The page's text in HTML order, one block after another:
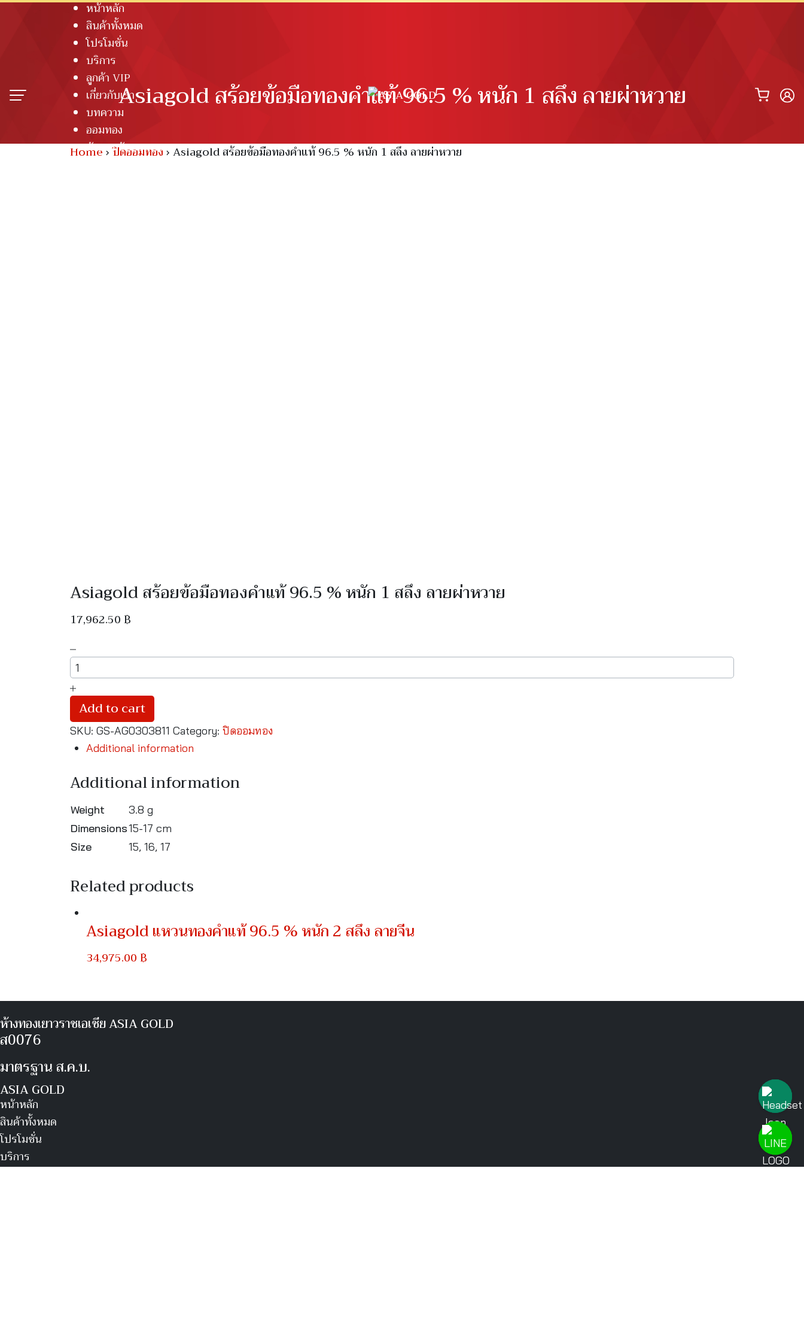
หน้าหลัก
สินค้าทั้งหมด
โปรโมชั่น
บริการ
ลูกค้า VIP
เกี่ยวกับเรา
บทความ
ออมทอง
ตัวแทนรับออมทอง
Search
Asiagold สร้อยข้อมือทองคำแท้ 96.5 % หนัก 1 สลึง ลายผ่าหวาย
Home›ปิดออมทอง›Asiagold สร้อยข้อมือทองคำแท้ 96.5 % หนัก 1 สลึง ลายผ่าหวาย
Asiagold สร้อยข้อมือทองคำแท้ 96.5 % หนัก 1 สลึง ลายผ่าหวาย
17,962.50฿
Asiagold
สร้อย
ข้อ
มือ
ทองคำ
แท้
96.5
หนัก
1
สลึง
ลาย
ผ่า
quantity
Add to cart
SKU: GS-AG0303811 Category: ปิดออมทอง
Additional information
Additional information
Weight
3.8 g
Dimensions15-17 cm
Size
15, 16, 17
Related products
Asiagold แหวนทองคำแท้ 96.5 % หนัก 2 สลึง ลายจีน
34,975.00฿
ห้างทองเยาวราชเอเชีย ASIA GOLD
ส0076
มาตรฐาน ส.ค.บ.
ASIA GOLD
หน้าหลัก
สินค้าทั้งหมด
โปรโมชั่น
บริการ